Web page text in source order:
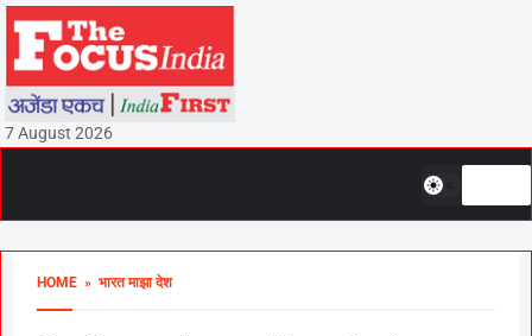
7 August 2026
HOME » भारत माझा देश